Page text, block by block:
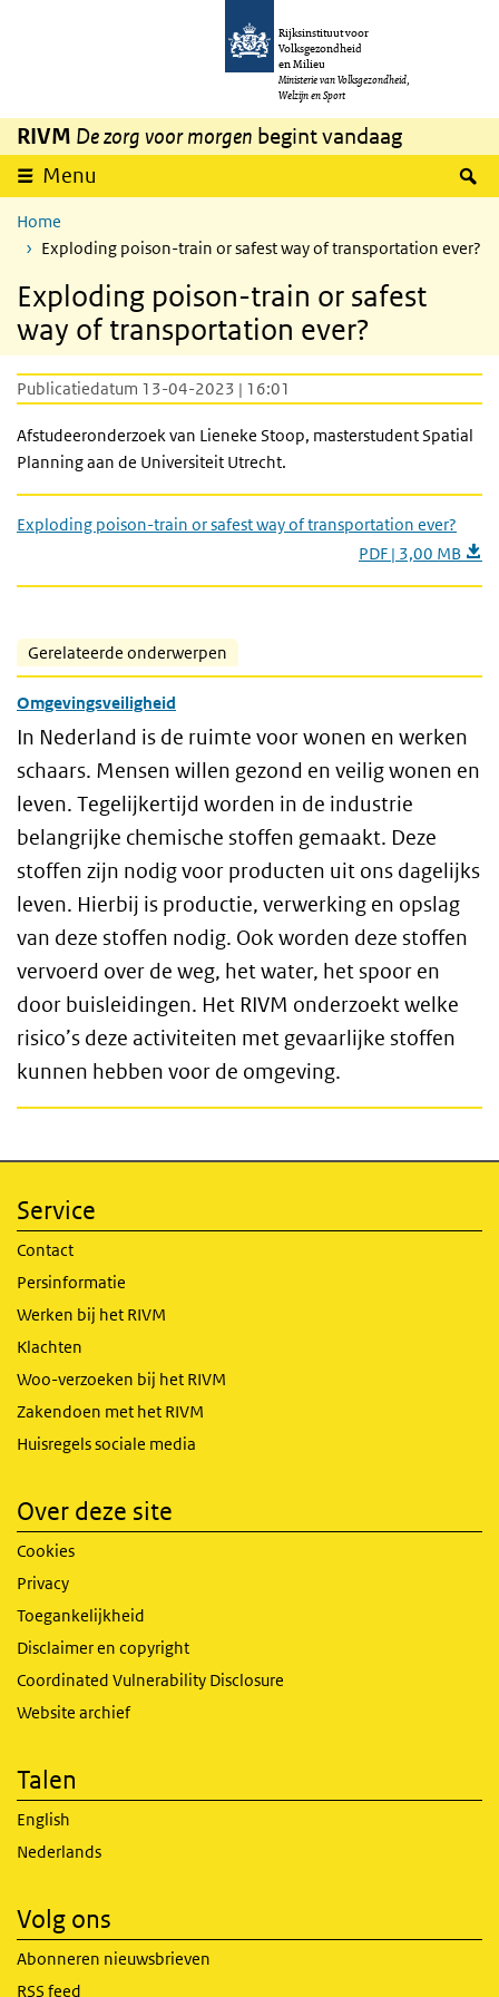
Overslaan en naar de inhoud gaan
Rijksinstituut voor
Volksgezondheid
en Milieu
Ministerie van Volksgezondheid,
Welzijn en Sport
RIVM De zorg voor morgen begint vandaag
Menu
Home
Exploding poison-train or safest way of transportation ever?
Exploding poison-train or safest
way of transportation ever?
Publicatiedatum 13-04-2023 | 16:01
Afstudeeronderzoek van Lieneke Stoop, masterstudent Spatial
Planning aan de Universiteit Utrecht.
Exploding poison-train or safest way of transportation ever?
PDF | 3,00 MB
Gerelateerde onderwerpen
Omgevingsveiligheid
In Nederland is de ruimte voor wonen en werken
schaars. Mensen willen gezond en veilig wonen en
leven. Tegelijkertijd worden in de industrie
belangrijke chemische stoffen gemaakt. Deze
stoffen zijn nodig voor producten uit ons dagelijks
leven. Hierbij is productie, verwerking en opslag
van deze stoffen nodig. Ook worden deze stoffen
vervoerd over de weg, het water, het spoor en
door buisleidingen. Het RIVM onderzoekt welke
risico’s deze activiteiten met gevaarlijke stoffen
kunnen hebben voor de omgeving.
Service
Contact
Persinformatie
Werken bij het RIVM
Klachten
Woo-verzoeken bij het RIVM
Zakendoen met het RIVM
Huisregels sociale media
Over deze site
Cookies
Privacy
Toegankelijkheid
Disclaimer en copyright
Coordinated Vulnerability Disclosure
Website archief
Talen
English
Nederlands
Volg ons
Abonneren nieuwsbrieven
RSS feed